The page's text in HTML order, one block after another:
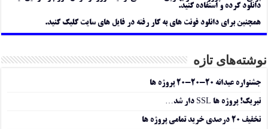
دانلود کرده و استفاده کنید.
همچنین برای دانلود فونت های به کار رفته در فایل های سایت کلیک کنید.
نوشته‌های تازه
جشنواره عیدانه ۲۰-۲۰-۲۰ پروژه ها
تبریک! پروژه ها SSL دار شد…
تخفیف ۲۰ درصدی خرید تمامی پروژه ها